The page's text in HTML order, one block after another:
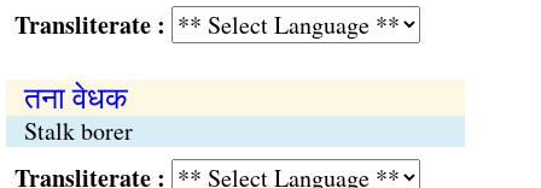
:
तना वेधक
Stalk borer
: